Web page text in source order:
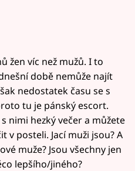
žen víc než mužů. I to
době nemůže najít
nedostatek času se s
tu je pánský escort.
nimi hezký večer a můžete
v posteli. Jací muži jsou? A
muže? Jsou všechny jen
lepšího/jiného?